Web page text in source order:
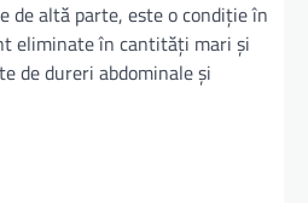
de altă parte, este o condiție în
eliminate în cantități mari și
de dureri abdominale și